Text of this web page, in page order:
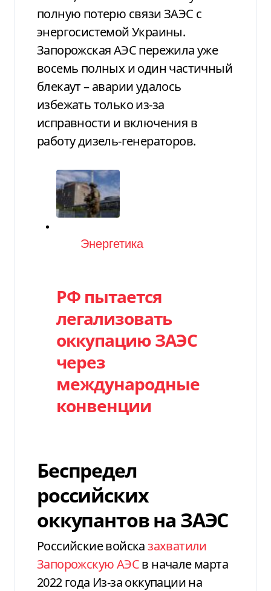
полную потерю связи ЗАЭС с
энергосистемой Украины.
Запорожская АЭС пережила уже
восемь полных и один частичный
блекаут – аварии удалось
избежать только из-за
исправности и включения в
работу дизель-генераторов.
Категория
Энергетика
РФ пытается
легализовать
оккупацию ЗАЭС
через
международные
конвенции
Беспредел
российских
оккупантов на ЗАЭС
Российские войсказахватили
Запорожскую АЭСв начале марта
2022 года Из-за оккупации на